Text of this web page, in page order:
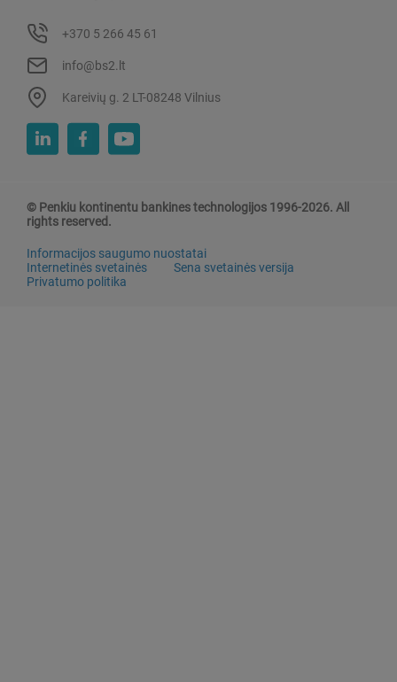
+370 5 266 45 61
info@bs2.lt
Kareivių g. 2 LT-08248 Vilnius
© Penkiu kontinentu bankines technologijos 1996-2026. All
rights reserved.
Informacijos saugumo nuostatai
Internetinės svetainės
Sena svetainės versija
Privatumo politika